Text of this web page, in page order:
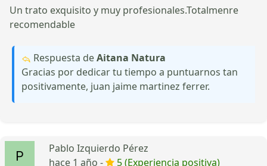
Un trato exquisito y muy profesionales.Totalmenre
recomendable
Respuesta deAitana Natura
Gracias por dedicar tu tiempo a puntuarnos tan
positivamente, juan jaime martinez ferrer.
Pablo Izquierdo Pérez
hace 1 año -
5 (Experiencia positiva)